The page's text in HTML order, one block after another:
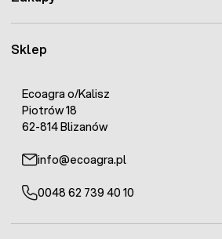
Sklep
Ecoagra o/Kalisz
Piotrów 18
62-814 Blizanów
info@ecoagra.pl
0048 62 739 40 10